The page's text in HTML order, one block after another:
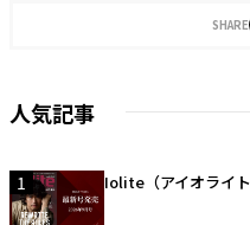
SHARE
人気記事
1 Iolite（アイオライ